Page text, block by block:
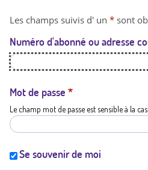
t
a
t
i
Les champs suivis d' un * sont
Numéro d'abonné ou adresse
Mot de passe *
Le champ mot de passe est sensible à la
Se souvenir de moi